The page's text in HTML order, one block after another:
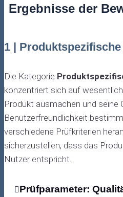
Ergebnisse der
1 |
Die Kategorie
konzentriert sich auf
Produkt ausmachen und seine
Benutzerfreundlichkeit
verschiedene Prüfkriterien
sicherzustellen, dass das
Nutzer entspricht.
Prüfparameter: